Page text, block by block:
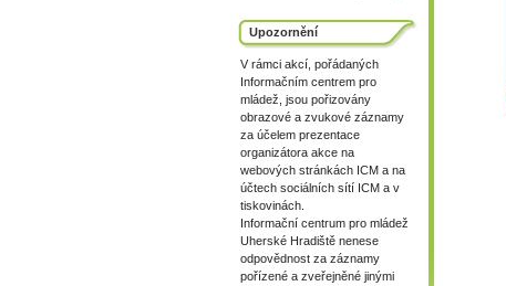
Upozornění
V rámci akcí, pořádaných
Informačním centrem pro
mládež, jsou pořizovány
obrazové a zvukové záznamy
za účelem prezentace
organizátora akce na
webových stránkách ICM a na
účtech sociálních sítí ICM a v
tiskovinách.
Informační centrum pro mládež
Uherské Hradiště nenese
odpovědnost za záznamy
pořízené a zveřejněné jinými